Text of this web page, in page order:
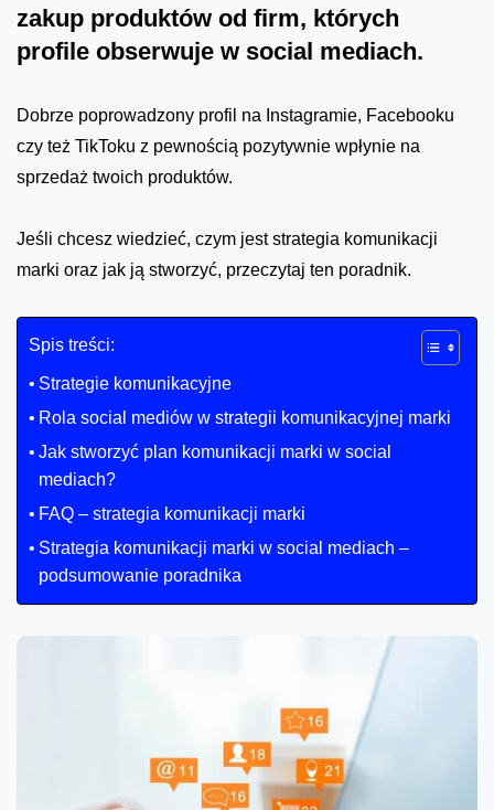
zakup produktów od firm, których
profile obserwuje w social mediach.
Dobrze poprowadzony profil na Instagramie, Facebooku
czy też TikToku z pewnością pozytywnie wpłynie na
sprzedaż twoich produktów.
Jeśli chcesz wiedzieć, czym jest strategia komunikacji
marki oraz jak ją stworzyć, przeczytaj ten poradnik.
Spis treści:
Strategie komunikacyjne
Rola social mediów w strategii komunikacyjnej marki
Jak stworzyć plan komunikacji marki w social
mediach?
FAQ – strategia komunikacji marki
Strategia komunikacji marki w social mediach –
podsumowanie poradnika